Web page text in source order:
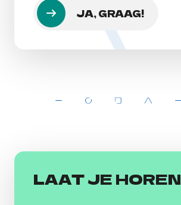
JA, GRAAG!
LAAT JE HOREN